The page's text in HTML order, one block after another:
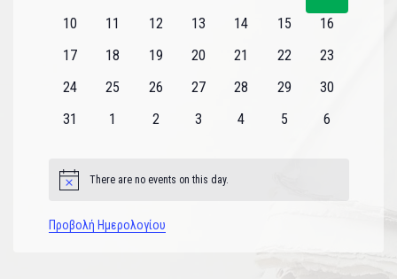
εκδηλώσειςεκδηλώσειςεκδηλώσεις
0
10
0
11
0
12
0
13
0
14
0
15
0
16
0
17
0
18
0
19
0
20
0
21
0
22
0
23
0
24
0
25
0
26
0
27
0
28
0
29
0
30
0
31
0
1
0
2
0
3
0
4
0
5
0
6
Notice There are no events on this day.
Προβολή Ημερολογίου